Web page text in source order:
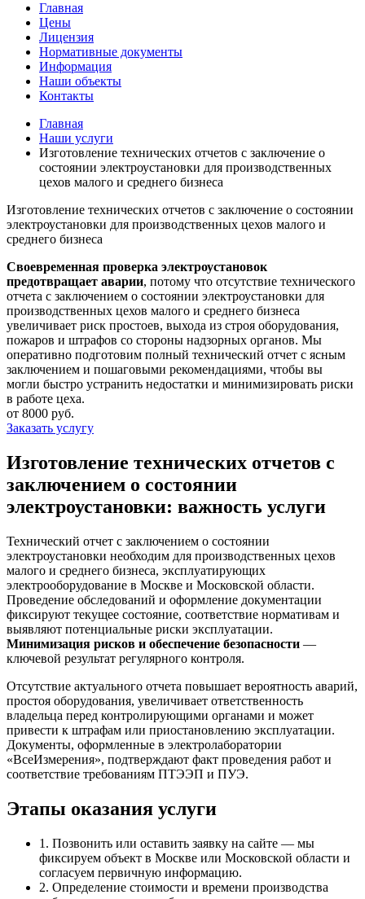
Главная
Цены
Лицензия
Нормативные документы
Информация
Наши объекты
Контакты
Главная
Наши услуги
Изготовление технических отчетов с заключение о
состоянии электроустановки для производственных
цехов малого и среднего бизнеса
Изготовление технических отчетов с заключение о состоянии
электроустановки для производственных цехов малого и
среднего бизнеса
Своевременная проверка электроустановок
предотвращает аварии, потому что отсутствие технического
отчета с заключением о состоянии электроустановки для
производственных цехов малого и среднего бизнеса
увеличивает риск простоев, выхода из строя оборудования,
пожаров и штрафов со стороны надзорных органов. Мы
оперативно подготовим полный технический отчет с ясным
заключением и пошаговыми рекомендациями, чтобы вы
могли быстро устранить недостатки и минимизировать риски
в работе цеха.
от 8000 руб.
Заказать услугу
Изготовление технических отчетов с
заключением о состоянии
электроустановки: важность услуги
Технический отчет с заключением о состоянии
электроустановки необходим для производственных цехов
малого и среднего бизнеса, эксплуатирующих
электрооборудование в Москве и Московской области.
Проведение обследований и оформление документации
фиксируют текущее состояние, соответствие нормативам и
выявляют потенциальные риски эксплуатации.
Минимизация рисков и обеспечение безопасности —
ключевой результат регулярного контроля.
Отсутствие актуального отчета повышает вероятность аварий,
простоя оборудования, увеличивает ответственность
владельца перед контролирующими органами и может
привести к штрафам или приостановлению эксплуатации.
Документы, оформленные в электролаборатории
«ВсеИзмерения», подтверждают факт проведения работ и
соответствие требованиям ПТЭЭП и ПУЭ.
Этапы оказания услуги
1. Позвонить или оставить заявку на сайте — мы
фиксируем объект в Москве или Московской области и
согласуем первичную информацию.
2. Определение стоимости и времени производства